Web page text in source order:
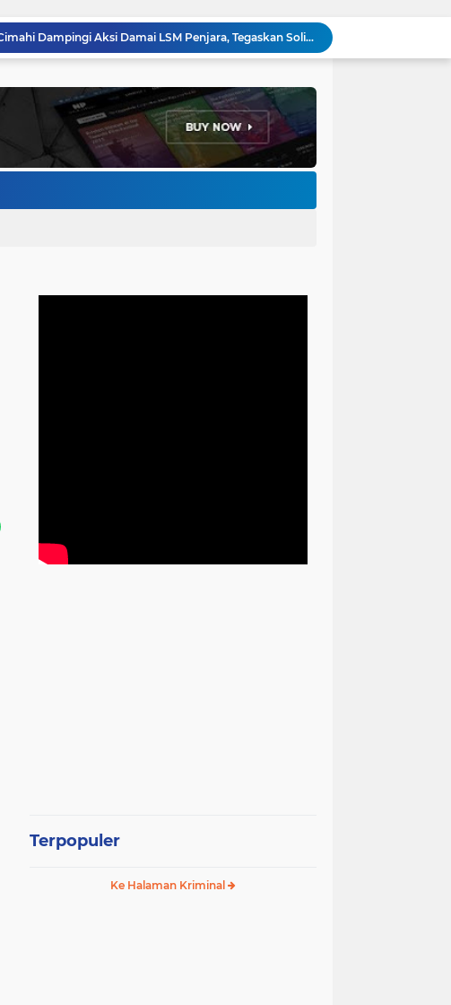
Forum Ormas Cimahi Dampingi Aksi Damai LSM Penjara, Tegaskan Solidaritas dan Jaga Kondusivitas
Perkuat Keamanan Lingkungan, Bhabinkamtibmas Baros Gelar Pembinaan Siskamling di RW 06
Ribuan Buruh Cimahi Demo Tolak Pajak Progresif, DPRD Rekomendasikan 4 Tuntutan ke Presiden dan DPR RI
Sambut Agen Perubahan, Ketua DPRD Cimahi Ajak Mahasiswa KKN UIN Bandung Hadirkan Solusi Nyata
Jemput Bola Disdukcapil Cimahi, Wali Kota Ngatiyana Serahkan 771 Dokumen Baru untuk Warga Terdampak Ganti Nama Jalan
Adhitia Yudistira: APBD Adalah Instrumen Kesejahteraan, Bukan Sekadar Catatan Angka
Terpopuler
Ke Halaman Kriminal